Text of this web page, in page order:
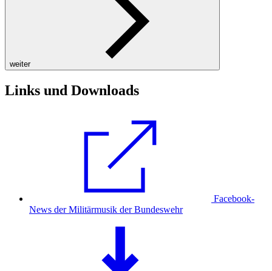
weiter
Links und Downloads
Facebook-
News der Militärmusik der Bundeswehr